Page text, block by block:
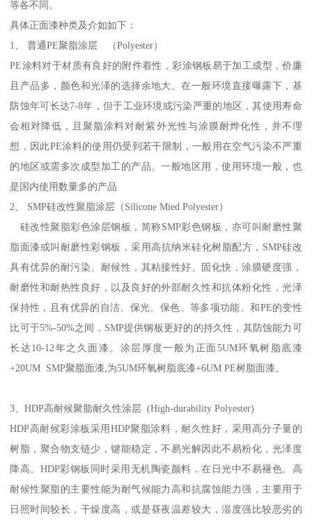
等各不同。
具体正面漆种类及介如如下：
1、 普通PE聚脂涂层 （Polyester）
PE涂料对于材质有良好的附件着性，彩涂钢板易于加工成型，价廉
且产品多，颜色和光泽的选择余地大。在一般环境直接曝露下，基
防蚀年可长达7-8年，但于工业环境或污染严重的地区，其使用寿命
会相对降低，且聚脂涂料对耐紫外光性与涂膜耐烨化性，并不理
想，因此PE涂料的使用仍受到若干限制，一般用在空气污染不严重
的地区或需多次成型加工的产品。一般地区用，使用环境一般，也
是国内使用数量多的产品
2、 SMP硅改性聚脂涂层（Silicone Mied Polyester）
硅改性聚脂彩色涂层钢板，简称SMP彩色钢板，亦可叫耐磨性聚
脂面漆或叫耐磨性彩钢板，采用高抗纳米硅化树脂配方，SMP硅改
具有优异的耐污染、耐候性，其粘接性好、固化快，涂膜硬度强，
耐磨性和耐热性良好，以及良好的外部耐久性和抗体粉化性，光泽
保持性，且有优异的自洁、保光、保色、等多项功能。和PE的变性
比可于5%-50%之间，SMP提供钢板更好的的持久性，其防蚀能力可
长达10-12年之久面漆。涂层厚度一般为正面5UM环氧树脂底漆
+20UM SMP聚脂面漆,为5UM环氧树脂底漆+6UM PE树脂面漆。
3、HDP高耐候聚脂耐久性涂层 (High-durability Polyester)
HDP高耐候彩涂板采用HDP聚脂涂料，耐久性好，采用高分子量的
树脂，聚合物支链少，键能稳定，不易光解因此不易粉化，光泽度
降高。HDP彩钢板同时采用无机陶瓷颜料，在日光中不易褪色。高
耐候性聚脂的主要性能为耐气候能力高和抗腐蚀能力强，主要用于
日照时间较长，干燥度高，或是昼夜温差较大，湿度强比较恶劣的